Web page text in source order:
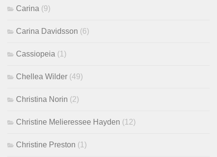
Carina (9)
Carina Davidsson (6)
Cassiopeia (1)
Chellea Wilder (49)
Christina Norin (2)
Christine Melieressee Hayden (12)
Christine Preston (1)